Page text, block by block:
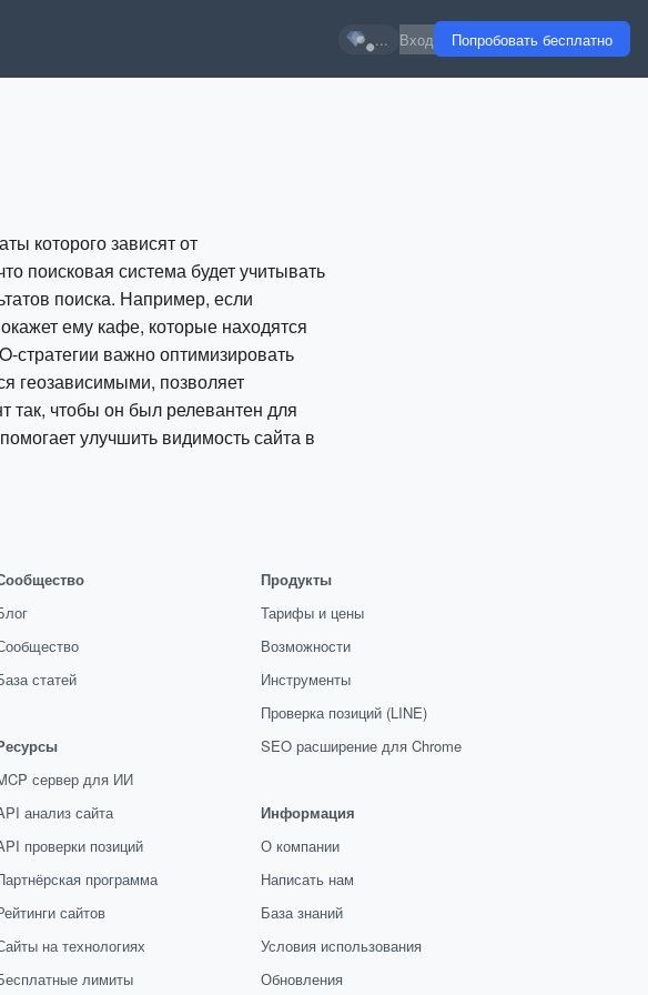
... Вход Попробовать бесплатно
которого зависят от
поисковая система будет учитывать
поиска. Например, если
ему кафе, которые находятся
стратегии важно оптимизировать
геозависимыми, позволяет
так, чтобы он был релевантен для
улучшить видимость сайта в
статей
сервер для ИИ
анализ сайта
проверки позиций
программа
сайтов
на технологиях
лимиты
Продукты
Тарифы и цены
Возможности
Инструменты
Проверка позиций (LINE)
SEO расширение для Chrome
Информация
О компании
Написать нам
База знаний
Условия использования
Обновления